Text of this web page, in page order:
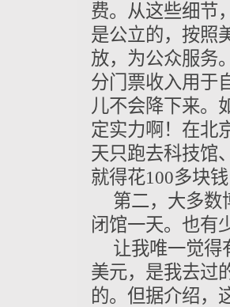
费。从这些细节
是公立的，按照
放，为公众服务
分门票收入用于
儿不会降下来。
定实力啊！在北
天只跑去科技馆
就得花100多块
第二，大多数
闭馆一天。也有
让我唯一觉得
美元，是我去过
的。但据介绍，